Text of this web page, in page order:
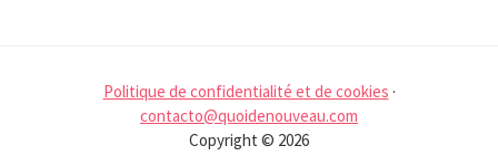
Politique de confidentialité et de cookies ·
contacto@quoidenouveau.com
Copyright © 2026